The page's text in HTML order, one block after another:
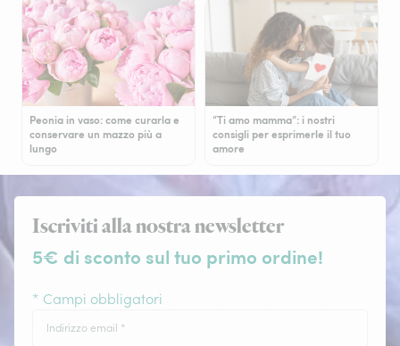
Peonia in vaso: come curarla e
conservare un mazzo più a
lungo
“Ti amo mamma”: i nostri
consigli per esprimerle il tuo
amore
Iscriviti alla nostra newsletter
5€ di sconto sul tuo primo ordine!
* Campi obbligatori
Indirizzo email *